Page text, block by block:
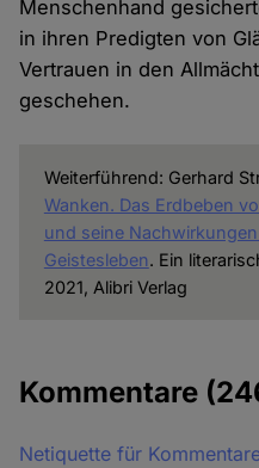
Menschenhand
in ihren Predigten von
Vertrauen in den
geschehen.
Weiterführend: Gerhard
Wanken. Das Erdbeben
und seine
Geistesleben. Ein
2021, Alibri Verlag
Kommentare
Netiquette für